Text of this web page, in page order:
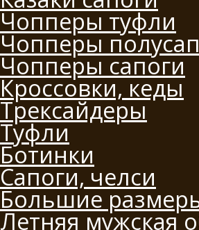
Чопперы туфли
Чопперы
Чопперы сапоги
Кроссовки, кеды
Трексайдеры
Туфли
Ботинки
Сапоги, челси
Большие
Летняя мужская